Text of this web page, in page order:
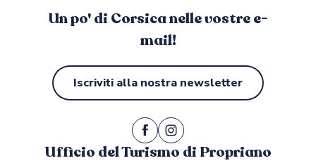
Un po' di Corsica nelle vostre e-
mail!
Iscriviti alla nostra newsletter
Ufficio del Turismo di Propriano